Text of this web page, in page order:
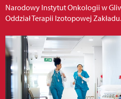
Narodowy Instytut Onkologii w
Oddział Terapii Izotopowej